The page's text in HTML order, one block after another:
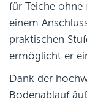
für Teiche
einem
praktischen
ermöglicht er
Dank der
Bodenablauf